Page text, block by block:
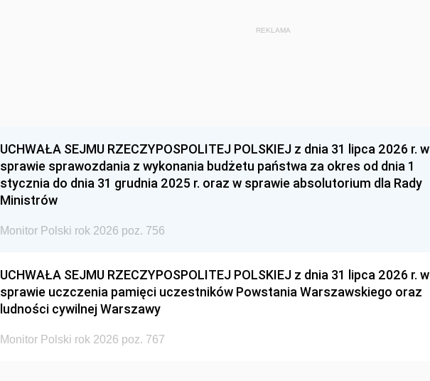
REKLAMA
UCHWAŁA SEJMU RZECZYPOSPOLITEJ POLSKIEJ z dnia 31 lipca 2026 r. w
sprawie sprawozdania z wykonania budżetu państwa za okres od dnia 1
stycznia do dnia 31 grudnia 2025 r. oraz w sprawie absolutorium dla Rady
Ministrów
Monitor Polski rok 2026 poz. 756
UCHWAŁA SEJMU RZECZYPOSPOLITEJ POLSKIEJ z dnia 31 lipca 2026 r. w
sprawie uczczenia pamięci uczestników Powstania Warszawskiego oraz
ludności cywilnej Warszawy
Monitor Polski rok 2026 poz. 767